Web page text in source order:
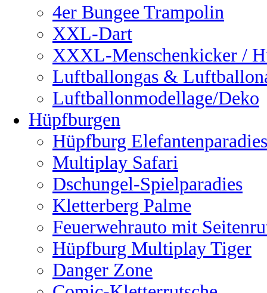
4er Bungee Trampolin
XXL-Dart
XXXL-Menschenkicker /
Luftballongas &
Luftballonmodellage/Deko
Hüpfburgen
Hüpfburg Elefantenparadies
Multiplay Safari
Dschungel-Spielparadies
Kletterberg Palme
Feuerwehrauto mit
Hüpfburg Multiplay Tiger
Danger Zone